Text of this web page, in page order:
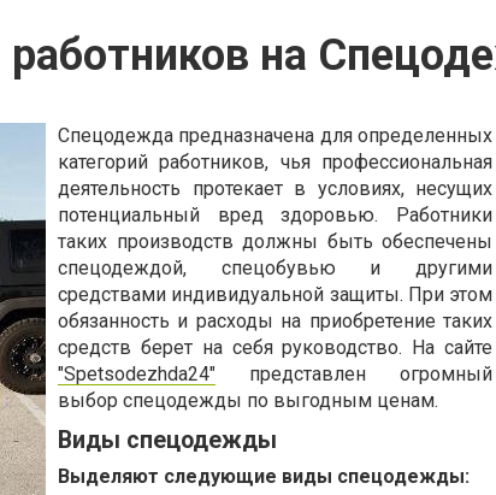
на
Спецодежда предназначена для определенных
категорий работников, чья профессиональная
деятельность протекает в условиях, несущих
потенциальный вред здоровью. Работники
таких производств должны быть обеспечены
спецодеждой, спецобувью и другими
средствами индивидуальной защиты. При этом
обязанность и расходы на приобретение таких
средств берет на себя руководство. На сайте
"Spetsodezhda24" представлен огромный
выбор спецодежды по выгодным ценам.
Виды спецодежды
Выделяют следующие виды спецодежды: